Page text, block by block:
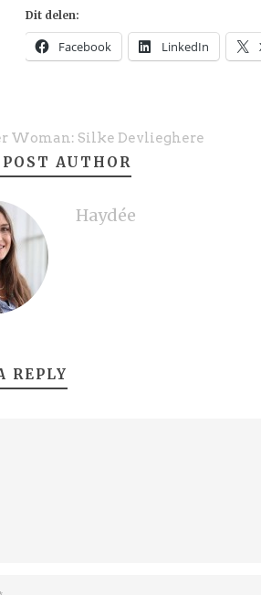
Dit delen:
Facebook LinkedIn
Woman: Silke Devlieghere
AUTHOR
Haydée
REPLY